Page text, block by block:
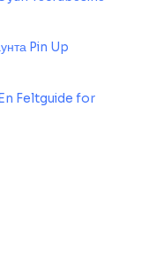
Pin Up
Feltguide for